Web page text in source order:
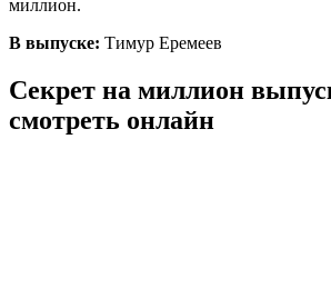
миллион.
В выпуске: Тимур Еремеев
Секрет на миллион
смотреть онлайн